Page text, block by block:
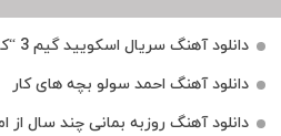
دانلود آهنگ سریال اسکویید گیم 3 “کامل” آپدیت 2025
دانلود آهنگ احمد سولو بچه های کار
دانلود آهنگ روزبه بمانی چند سال از